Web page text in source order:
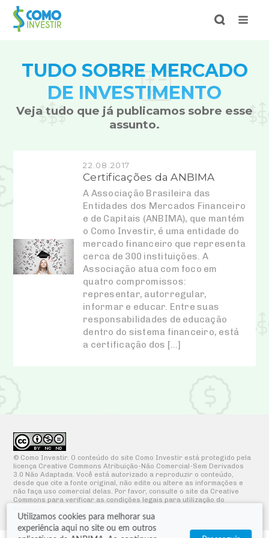
Utilizamos cookies para melhorar sua
experiência aqui no site ou em outros
TUDO SOBRE MERCADO
DE INVESTIMENTO
Veja tudo que já publicamos sobre esse
assunto.
22.08.2017
Certificações da ANBIMA
A Associação Brasileira das
Entidades dos Mercados Financeiro
e de Capitais (ANBIMA), que mantém
o Como Investir, é uma entidade do
mercado financeiro que representa
cerca de 300 instituições. A
Associação atua com foco em
quatro compromissos:
representar, autorregular,
informar e educar. Entre suas
responsabilidades de educação
dentro do sistema financeiro, está
a certificação dos […]
© Como Investir. O conteúdo do site Como Investir está protegido pela
licença Creative Commons Atribuição-Não Comercial-Sem Derivados
3.0 Não Adaptada. Você está autorizado a reproduzir o conteúdo,
desde que cite a fonte original, não edite ou altere as informações e
não faça uso comercial delas. Por favor, consulte o site da Creative
Commons para verificar as condições legais para utilização do